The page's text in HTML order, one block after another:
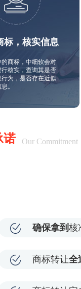
标，核实信息
商标，中细软会对
核实，查询其是否
为，是否存在近似
。
诺 Our Commitment
确保拿到 核
商标转让全